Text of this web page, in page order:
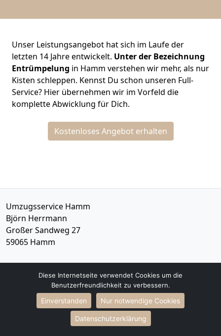
Unser Leistungsangebot hat sich im Laufe der
letzten 14 Jahre entwickelt. Unter der Bezeichnung
Entrümpelung in Hamm verstehen wir mehr, als nur
Kisten schleppen. Kennst Du schon unseren Full-
Service? Hier übernehmen wir im Vorfeld die
komplette Abwicklung für Dich.
Kostenloses Angebot erhalten
Umzugsservice Hamm
Björn Herrmann
Großer Sandweg 27
59065 Hamm
Tel.:015792621432
info@umzugsservice-hamm.de
Öffnungszeiten:Mo - Sa: 08:00 - 18:00 Uhr
Diese Internetseite verwendet Cookies um die
Benutzerfreundlichkeit zu verbessern.
Einverstanden Nur notwendige Cookies
Datenschutzerklärung